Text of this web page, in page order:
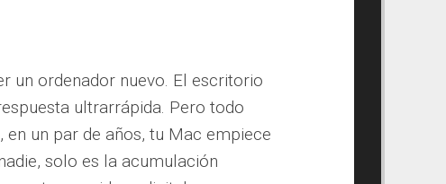
un ordenador nuevo. El escritorio
ultrarrápida. Pero todo
un par de años, tu Mac empiece
solo es la acumulación